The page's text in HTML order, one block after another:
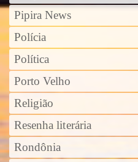
Pipira News
Polícia
Política
Porto Velho
Religião
Resenha literária
Rondônia